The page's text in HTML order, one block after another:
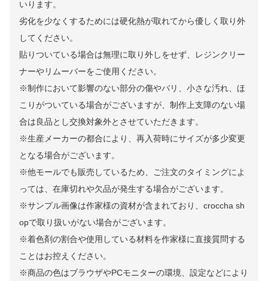
いります。
劣化を少なくするためには硬化熱が取れてから優しく取り外
してください。
貼りついている場合は無理に取り外しをせず、レジンクリー
ナーやリムーバーをご使用ください。
※制作において影響のない部分の傷やバリ、小さな汚れ、ほ
こりがついている場合がございますが、制作上支障のない場
合は良品とし交換対象外とさせていただきます。
※生産メーカーの都合により、再入荷時にサイズが多少変更
となる場合がございます。
※他モールでも販売しているため、ご注文のタイミングによ
っては、在庫切れや欠品が発生する場合がございます。
※サンプル画像は作家様の資材が含まれており、croccha sh
opで取り扱いがない場合がございます。
※着色剤の割合や使用している材料を作家様に直接質問する
ことはお控えください。
※商品の色はブラウザやPCモニターの環境、設定などにより